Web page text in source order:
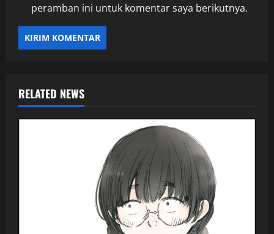
peramban ini untuk komentar saya berikutnya.
RELATED NEWS